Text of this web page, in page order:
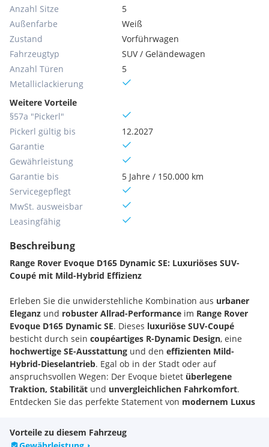
Anzahl Sitze
5
Außenfarbe
Weiß
Zustand
Vorführwagen
Fahrzeugtyp
SUV / Geländewagen
Anzahl Türen
5
Metallic­lackierung
Weitere Vorteile
§57a "Pickerl"
Pickerl gültig bis
12.2027
Garantie
Gewährleistung
Garantie bis
5 Jahre / 150.000 km
Servicegepflegt
MwSt. ausweisbar
Leasingfähig
Beschreibung
Range Rover Evoque D165 Dynamic SE: Luxuriöses SUV-
Coupé mit Mild-Hybrid Effizienz
Erleben Sie die unwiderstehliche Kombination aus urbaner
Eleganz und robuster Allrad-Performance im Range Rover
Evoque D165 Dynamic SE. Dieses luxuriöse SUV-Coupé
besticht durch sein coupéartiges R-Dynamic Design, eine
hochwertige SE-Ausstattung und den effizienten Mild-
Hybrid-Dieselantrieb. Egal ob in der Stadt oder auf
anspruchsvollen Wegen: Der Evoque bietet überlegene
Traktion, Stabilität und unvergleichlichen Fahrkomfort.
Entdecken Sie das perfekte Statement von modernem Luxus
Fahrzeug-Highlights
Vorteile zu diesem Fahrzeug